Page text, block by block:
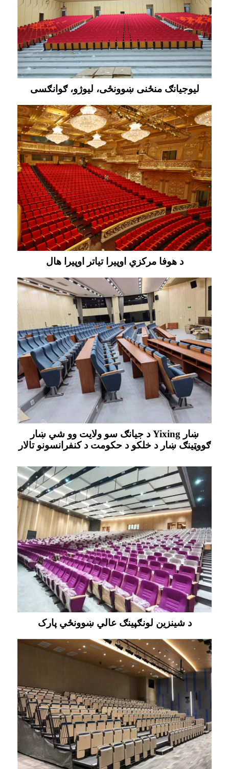
لیوجیانګ منځنی ښوونځی، لیوژو، ګوانګسی
د هوفا مرکزي اوپیرا تیاتر اوپیرا هال
د جيانګ سو ولايت وو شي ښار Yixing ښار
ګووټينګ ښار د خلکو د حکومت د کنفرانسونو تالار
د شینزین لونګپینګ عالي ښوونځي پارک